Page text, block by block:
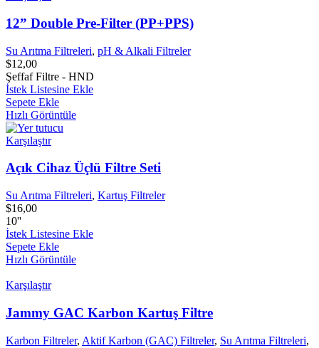
12” Double Pre-Filter (PP+PPS)
Su Arıtma Filtreleri, pH & Alkali Filtreler
$12,00
Şeffaf Filtre - HND
İstek Listesine Ekle
Sepete Ekle
Hızlı Görüntüle
Karşılaştır
Açık Cihaz Üçlü Filtre Seti
Su Arıtma Filtreleri, Kartuş Filtreler
$16,00
10''
İstek Listesine Ekle
Sepete Ekle
Hızlı Görüntüle
Karşılaştır
Jammy GAC Karbon Kartuş Filtre
Karbon Filtreler, Aktif Karbon (GAC) Filtreler, Su Arıtma Filtreleri,